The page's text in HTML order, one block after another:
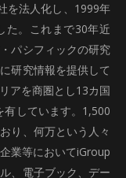
を法人化し、1999年
た。これまで30年近
パシフィックの研究
研究情報を提供して
アを商圏とし13カ国
有しています。1,500
り、何万という人々
業等においてiGroup
、電子ブック、デー